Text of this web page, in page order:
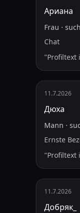
Ариана
Frau ·
Chat
"Profiltext
11.7.2026
Дюха
Mann ·
Ernste
"Profiltext
11.7.2026
Добряк_